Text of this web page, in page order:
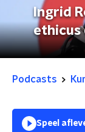
Ingrid
ethicus
Podcasts
Speel